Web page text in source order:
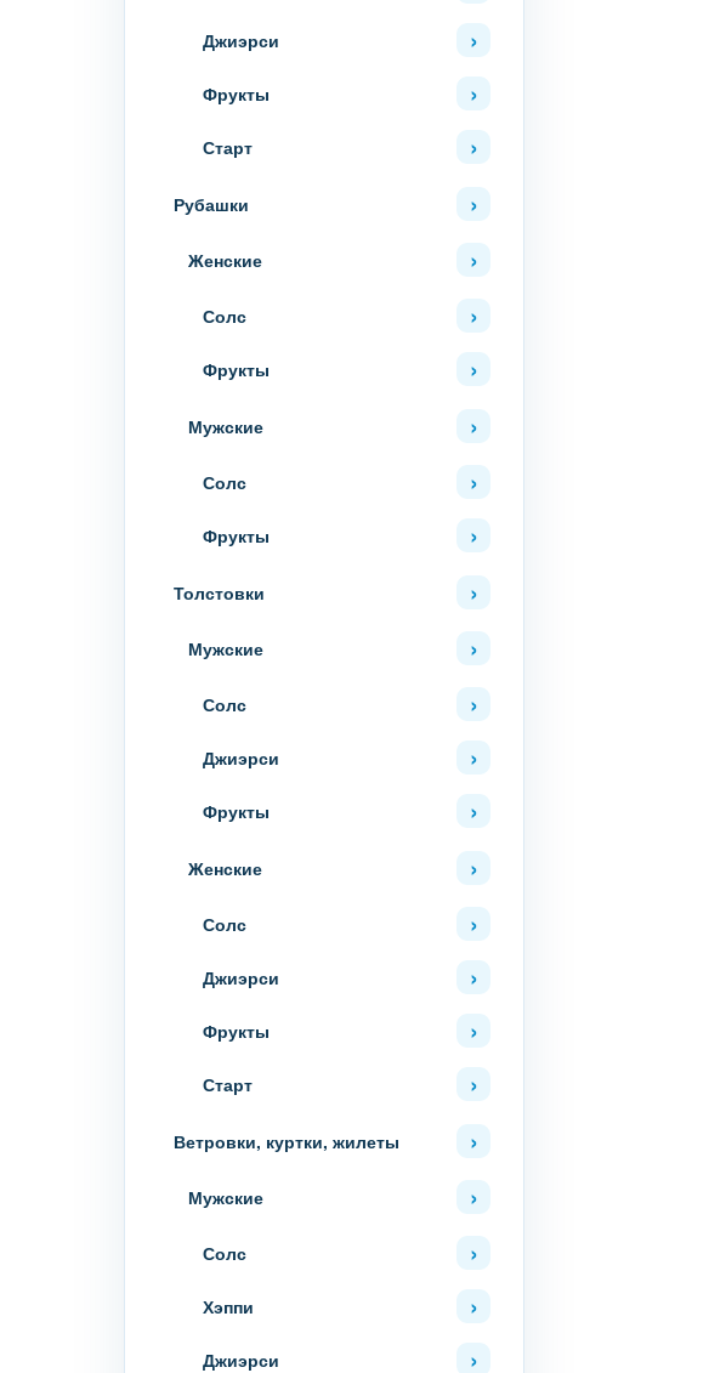
Джиэрси
Фрукты
Старт
Рубашки
Женские
Солс
Фрукты
Мужские
Солс
Фрукты
Толстовки
Мужские
Солс
Джиэрси
Фрукты
Женские
Солс
Джиэрси
Фрукты
Старт
Ветровки, куртки, жилеты
Мужские
Солс
Хэппи
Джиэрси